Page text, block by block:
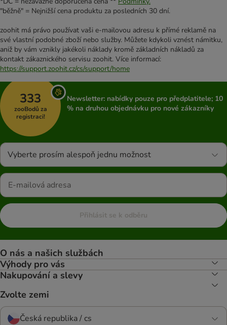
"běžně" = Nejnižší cena produktu za posledních 30 dní.
zoohit má právo používat vaši e-mailovou adresu k přímé reklamě na
své vlastní podobné zboží nebo služby. Můžete kdykoli vznést námitku,
aniž by vám vznikly jakékoli náklady kromě základních nákladů za
kontakt zákaznického servisu zoohit. Více informací:
https://support.zoohit.cz/cs/support/home
333
zooBodů za
registraci!
Newsletter: nabídky pouze pro předplatitele; 10
% na druhou objednávku pro nové zákazníky
Vyberte prosím alespoň jednu možnost
Přihlásit se k odběru
O nás a našich službách
Výhody pro vás
Nakupování a slevy
Zvolte zemi
Česká republika / cs